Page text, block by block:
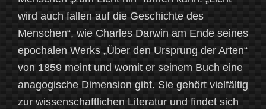
wird auch fallen auf die Geschichte des
Menschen“, wie Charles Darwin am Ende seines
epochalen Werks „Über den Ursprung der Arten“
von 1859 meint und womit er seinem Buch eine
anagogische Dimension gibt. Sie gehört vielfältig
zur wissenschaftlichen Literatur und findet sich